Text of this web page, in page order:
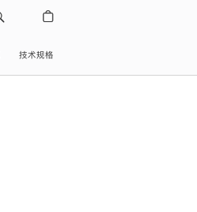
技术规格